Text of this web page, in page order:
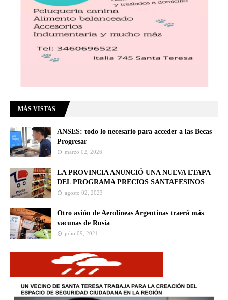
MÁS VISTAS
ANSES: todo lo necesario para acceder a las Becas
Progresar
marzo 02, 2026
LA PROVINCIA ANUNCIÓ UNA NUEVA ETAPA
DEL PROGRAMA PRECIOS SANTAFESINOS
agosto 02, 2023
Otro avión de Aerolíneas Argentinas traerá más
vacunas de Rusia
julio 09, 2021